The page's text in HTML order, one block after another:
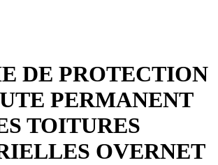
DE PROTECTION
PERMANENT
TOITURES
OVERNET